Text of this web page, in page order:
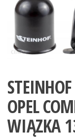
OPEL
WIĄZKA